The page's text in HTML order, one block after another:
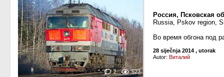
2 523
Россия, Псковская
Russia, Pskov region,
Во время обгона под
28 siječnja 2014 , utorak
Autor: Виталий